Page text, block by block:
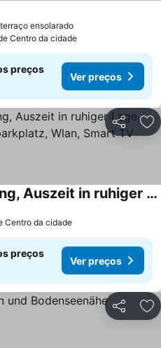
ensolarado
Centro da cidade
preços
Ver preços
Partilhar
Seebrise Ferienwohnung, Auszeit in ruhiger Lage, Bodensee Nähe, Privatparkplatz, Wlan, Smart TV
Centro da cidade
preços
Ver preços
Partilhar